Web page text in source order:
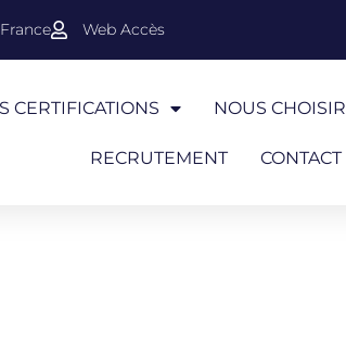
Web Accès
CERTIFICATIONS NOUS CHOISIR
RECRUTEMENT CONTACT